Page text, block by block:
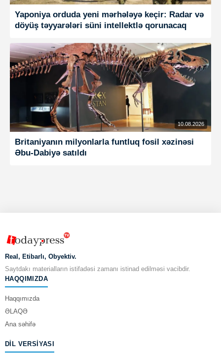
Yaponiya orduda yeni mərhələyə keçir: Radar və
döyüş təyyarələri süni intellektlə qorunacaq
10.08.2026
Britaniyanın milyonlarla funtluq fosil xəzinəsi
Əbu-Dabiyə satıldı
Real, Etibarlı, Obyektiv.
Saytdakı materialların istifadəsi zamanı istinad edilməsi vacibdir.
HAQQIMIZDA
Haqqımızda
ƏLAQƏ
Ana səhifə
DIL VERSIYASI